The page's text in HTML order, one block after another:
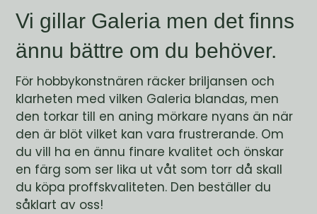
Vi gillar Galeria men det finns
ännu bättre om du behöver.
För hobbykonstnären räcker briljansen och
klarheten med vilken Galeria blandas, men
den torkar till en aning mörkare nyans än när
den är blöt vilket kan vara frustrerande. Om
du vill ha en ännu finare kvalitet och önskar
en färg som ser lika ut våt som torr då skall
du köpa proffskvaliteten. Den beställer du
såklart av oss!